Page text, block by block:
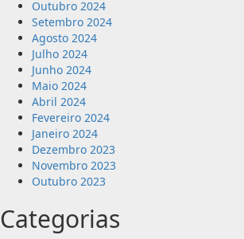
Outubro 2024
Setembro 2024
Agosto 2024
Julho 2024
Junho 2024
Maio 2024
Abril 2024
Fevereiro 2024
Janeiro 2024
Dezembro 2023
Novembro 2023
Outubro 2023
Categorias